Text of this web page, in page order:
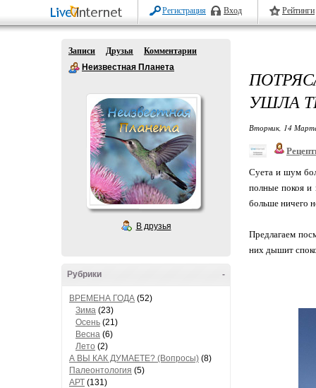
Регистрация Вход Рейтинги
Записи Друзья
Комментарии
Неизвестная Планета
В друзья
-
Рубрики
ВРЕМЕНА ГОДА (52)
Зима (23)
Осень (21)
Весна (6)
Лето (2)
А ВЫ КАК ДУМАЕТЕ? (Вопросы) (8)
Палеонтология (5)
АРТ (131)
УШЛА
Вторник, 14
Суета и шум
полные покоя и
больше ничего
Предлагаем
них дышит